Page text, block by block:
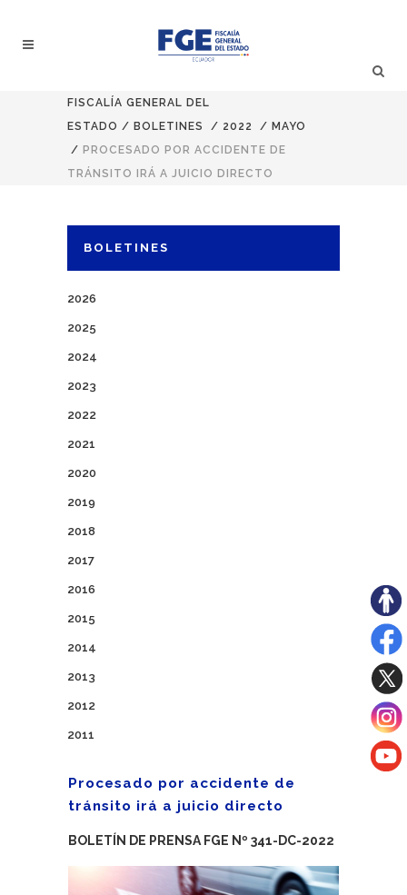
FISCALÍA GENERAL DEL
ESTADO / BOLETINES / 2022 / MAYO
/ PROCESADO POR ACCIDENTE DE
TRÁNSITO IRÁ A JUICIO DIRECTO
BOLETINES
2026
2025
2024
2023
2022
2021
2020
2019
2018
2017
2016
2015
2014
2013
2012
2011
Procesado por accidente de
tránsito irá a juicio directo
BOLETÍN DE PRENSA FGE Nº 341-DC-2022